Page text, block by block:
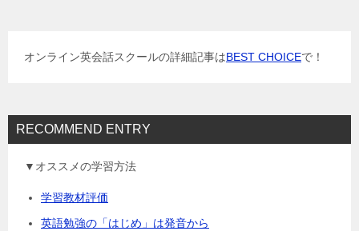
オンライン英会話スクールの詳細記事はBEST CHOICEで！
RECOMMEND ENTRY
▼オススメの学習方法
学習教材評価
英語勉強の「はじめ」は発音から